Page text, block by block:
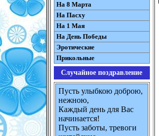
На 8 Марта
На Пасху
На 1 Мая
На День Победы
Эротические
Прикольные
Случайное поздравление
Пусть улыбкою доброю,
нежною,
Каждый день для Вас
начинается!
Пусть заботы, тревоги